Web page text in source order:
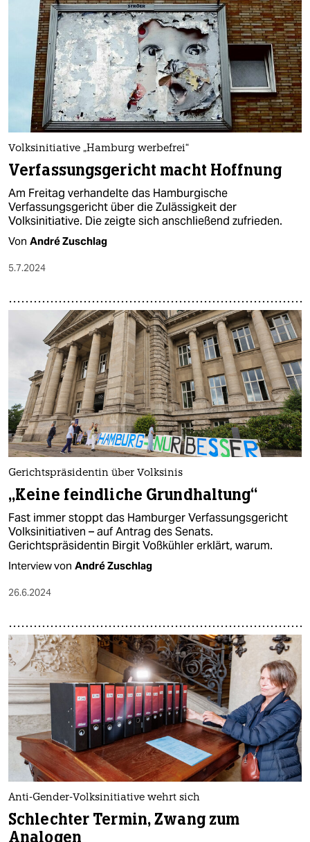
Volksinitiative „Hamburg werbefrei“
Verfassungsgericht macht Hoffnung
Am Freitag verhandelte das Hamburgische
Verfassungsgericht über die Zulässigkeit der
Volksinitiative. Die zeigte sich anschließend zufrieden.
Von André Zuschlag
5.7.2024
Gerichtspräsidentin über Volksinis
„Keine feindliche Grundhaltung“
Fast immer stoppt das Hamburger Verfassungsgericht
Volksinitiativen – auf Antrag des Senats.
Gerichtspräsidentin Birgit Voßkühler erklärt, warum.
Interview von André Zuschlag
26.6.2024
Anti-Gender-Volksinitiative wehrt sich
Schlechter Termin, Zwang zum
Analogen